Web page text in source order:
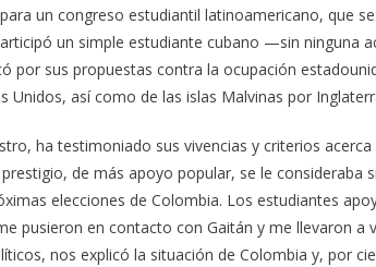
un congreso estudiantil latinoamericano, que
un simple estudiante cubano —sin ninguna
por sus propuestas contra la ocupación
Unidos, así como de las islas Malvinas por
ha testimoniado sus vivencias y criterios acerca
de más apoyo popular, se le consideraba
elecciones de Colombia. Los estudiantes
pusieron en contacto con Gaitán y me llevaron a
nos explicó la situación de Colombia y, por